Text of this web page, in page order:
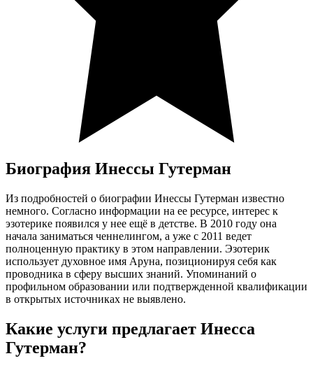
Биография Инессы Гутерман
Из подробностей о биографии Инессы Гутерман известно
немного. Согласно информации на ее ресурсе, интерес к
эзотерике появился у нее ещё в детстве. В 2010 году она
начала заниматься ченнелингом, а уже с 2011 ведет
полноценную практику в этом направлении. Эзотерик
использует духовное имя Аруна, позиционируя себя как
проводника в сферу высших знаний. Упоминаний о
профильном образовании или подтвержденной квалификации
в открытых источниках не выявлено.
Какие услуги предлагает Инесса
Гутерман?